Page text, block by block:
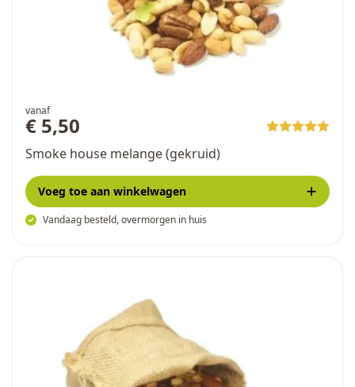
vanaf
€ 5,50
Smoke house melange (gekruid)
Vandaag besteld, overmorgen in huis
Voeg toe aan winkelwagen